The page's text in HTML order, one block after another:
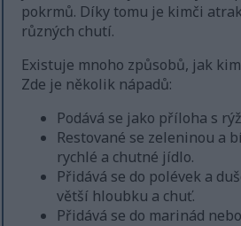
pokrmů. Díky tomu je kimči
různých chutí.
Existuje mnoho způsobů, jak
Zde je několik nápadů:
Podává se jako příloha s
Restované se zeleninou a
rychlé a chutné jídlo.
Přidává se do polévek a
větší hloubku a chuť.
Přidává se do marinád